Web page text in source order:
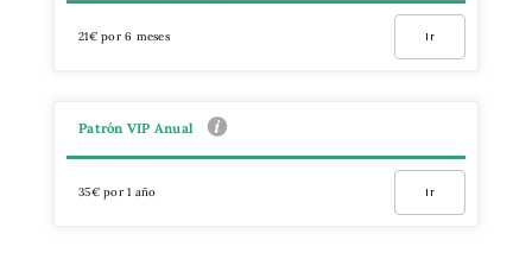
21€ por 6 meses Ir
Patrón VIP Anual
35€ por 1 año Ir